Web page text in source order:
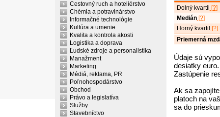
Cestovný ruch a hoteliérstvo
Chémia a potravinárstvo
Informačné technológie
Kultúra a umenie
Kvalita a kontrola akosti
Logistika a doprava
Ľudské zdroje a personalistika
Manažment
Marketing
Médiá, reklama, PR
Poľnohospodárstvo
Obchod
Právo a legislatíva
Služby
Stavebníctvo
Dolný kvartil
[?]
Medián[?]
Horný kvartil
[?]
Priemerná
Údaje sú
desiatky euro.
Zastúpenie
Ak sa
platoch na
sa do